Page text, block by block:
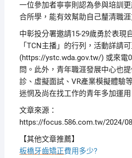
一位參加者寧寧則認為參與培訓
合所學，能有效幫助自己釐清職
中彰投分署邀請15-29歲勇於表現
「TCN主播」的行列，活動詳請
(https://ystc.wda.gov.tw/) 或來電
問。此外，青年職涯發展中心也
診、虛擬面試、VR產業模擬體驗
迷惘及尚在找工作的青年多加運用
文章來源：
https://focus.586.com.tw/2024/
【其他文章推薦】
板橋牙齒矯正費用多少?